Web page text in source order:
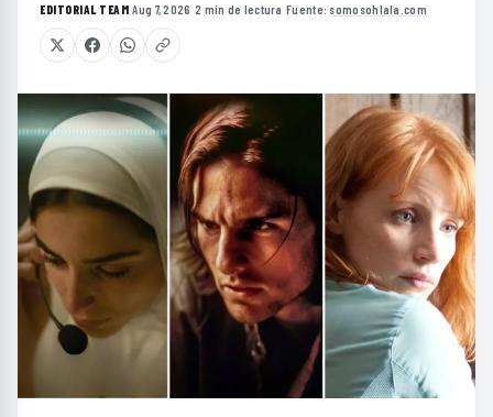
EDITORIAL TEAM·Aug 7, 2026 ·2 min de lectura ·Fuente: somosohlala.com